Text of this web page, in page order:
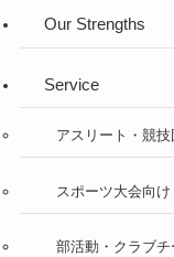
Our Strengths
Service
アスリート・競技
スポーツ大会向け
部活動・クラブチ